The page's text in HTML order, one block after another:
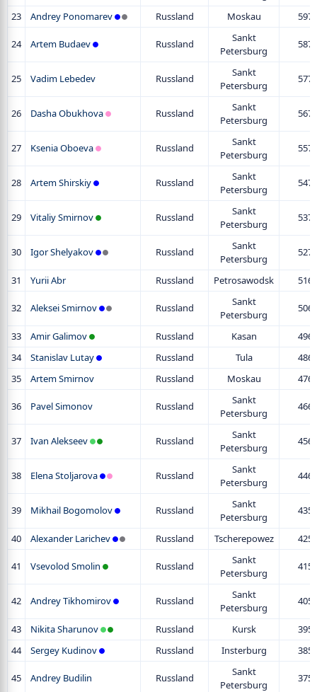
23 Andrey Ponomarev Russland Moskau 597
24 Artem Budaev Russland
Sankt
Petersburg
587
25 Vadim Lebedev Russland
Sankt
Petersburg
577
26 Dasha Obukhova Russland
Sankt
Petersburg
567
27 Ksenia Oboeva Russland
Sankt
Petersburg
557
28 Artem Shirskiy Russland
Sankt
Petersburg
547
29 Vitaliy Smirnov Russland
Sankt
Petersburg
537
30 Igor Shelyakov Russland
Sankt
Petersburg
527
31 Yurii Abr Russland Petrosawodsk 516
32 Aleksei Smirnov Russland
Sankt
Petersburg
506
33 Amir Galimov Russland Kasan
496
34
Stanislav Lutay Russland Tula
486
35
Artem Smirnov Russland Moskau 476
36 Pavel Simonov Russland
Sankt
Petersburg
466
37 Ivan Alekseev Russland
Sankt
Petersburg
456
38 Elena Stoljarova Russland
Sankt
Petersburg
446
39 Mikhail Bogomolov Russland
Sankt
Petersburg
435
40 Alexander Larichev Russland Tscherepowez 425
41 Vsevolod Smolin Russland
Sankt
Petersburg
415
42 Andrey Tikhomirov Russland
Sankt
Petersburg
405
43 Nikita Sharunov Russland Kursk
395
44
Sergey Kudinov Russland Insterburg 385
45 Andrey Budilin Russland
Sankt
Petersburg
375